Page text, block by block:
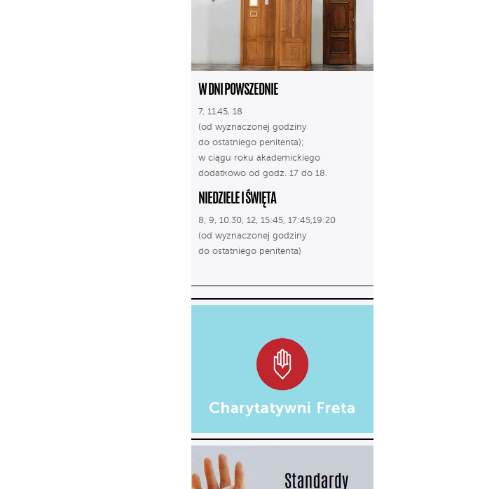
W DNI POWSZEDNIE
7, 11.45, 18
(od wyznaczonej godziny
do ostatniego penitenta);
w ciągu roku akademickiego
dodatkowo od godz. 17 do 18.
NIEDZIELE I ŚWIĘTA
8, 9, 10.30, 12, 15:45, 17:45,19:20
(od wyznaczonej godziny
do ostatniego penitenta)